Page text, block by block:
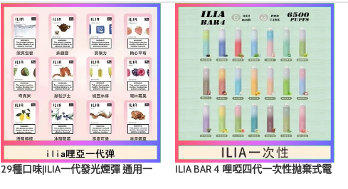
29種口味|ILIA一代發光煙彈 通用一
ILIA BAR 4 哩啞四代一次性抛棄式電